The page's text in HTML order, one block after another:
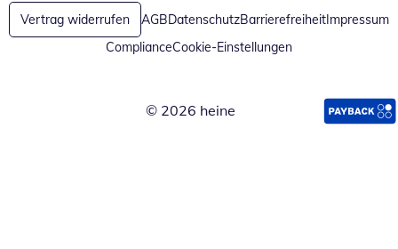
Vertrag widerrufen AGBDatenschutzBarrierefreiheitImpressum
ComplianceCookie-Einstellungen
© 2026 heine